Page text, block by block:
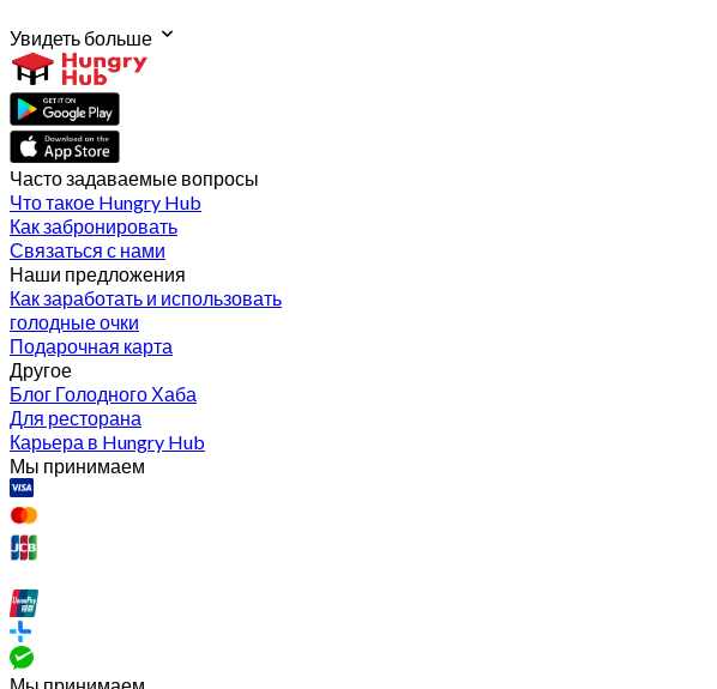
Увидеть больше
Часто задаваемые вопросы
Что такое Hungry Hub
Как забронировать
Связаться с нами
Наши предложения
Как заработать и использовать
голодные очки
Подарочная карта
Другое
Блог Голодного Хаба
Для ресторана
Карьера в Hungry Hub
Мы принимаем
Мы принимаем